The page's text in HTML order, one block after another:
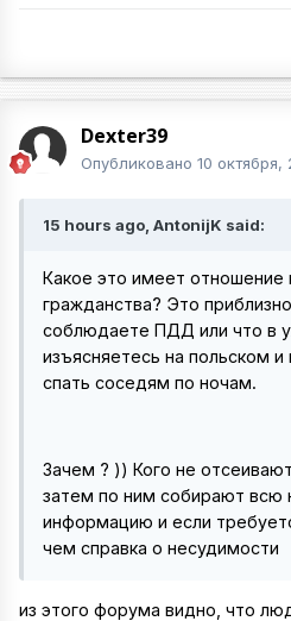
Dexter39
Опубликовано 10 октября,
15 hours ago, AntonijK said:
Какое это имеет отношение
гражданства? Это
соблюдаете ПДД или что в
изъясняетесь на польском
спать соседям по ночам.
Зачем ? )) Кого не
затем по ним собирают всю
информацию и если
чем справка о несудимости
из этого форума видно, что